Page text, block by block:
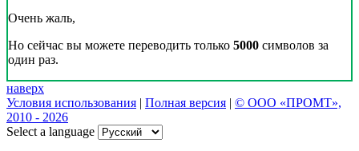
Очень жаль,
Но сейчас вы можете переводить только 5000 символов за
один раз.
наверх
Условия использования | Полная версия | © ООО «ПРОМТ»,
2010 - 2026
Select a language